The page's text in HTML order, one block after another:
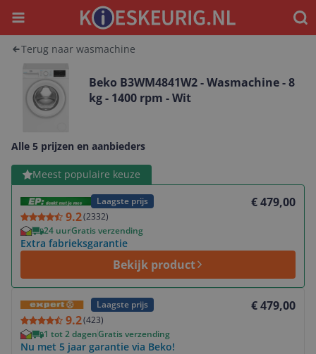
Menu
Terug naar wasmachine
Beko B3WM4841W2 - Wasmachine - 8
kg - 1400 rpm - Wit
Alle 5 prijzen en aanbieders
Meest populaire keuze
Laagste prijs
9.2(2332)
€ 479,00
24 uurGratis verzending
Extra fabrieksgarantie
Bekijk product
Bekijk product
Laagste prijs
9.2(423)
€ 479,00
1 tot 2 dagenGratis verzending
Nu met 5 jaar garantie via Beko!